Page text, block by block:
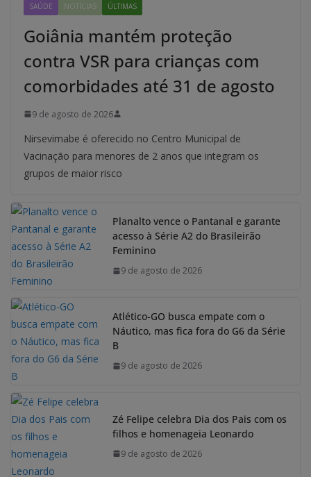
SAÚDE NOTÍCIAS ÚLTIMAS
Goiânia mantém proteção
contra VSR para crianças com
comorbidades até 31 de agosto
9 de agosto de 2026
Nirsevimabe é oferecido no Centro Municipal de
Vacinação para menores de 2 anos que integram os
grupos de maior risco
Planalto vence o Pantanal e garante
acesso à Série A2 do Brasileirão
Feminino
9 de agosto de 2026
Atlético-GO busca empate com o
Náutico, mas fica fora do G6 da Série
B
9 de agosto de 2026
Zé Felipe celebra Dia dos Pais com os
filhos e homenageia Leonardo
9 de agosto de 2026